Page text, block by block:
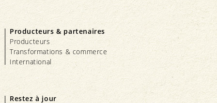
Producteurs & partenaires
Producteurs
Transformations & commerce
International
Restez à jour